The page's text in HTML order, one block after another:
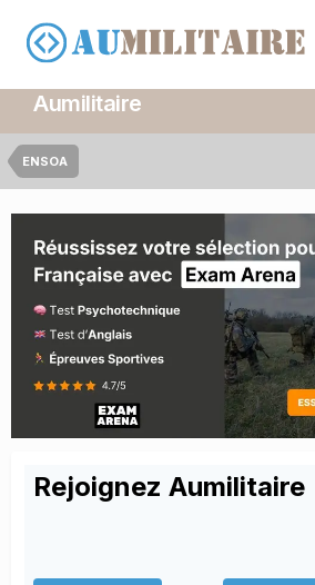
Aumilitaire
ENSOA
Rejoignez Aumilitaire